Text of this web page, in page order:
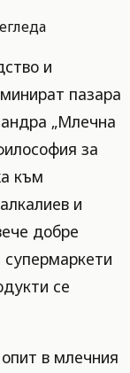
и
пазара
„Млечна
за
към
и
добре
супермаркети
се
в млечния